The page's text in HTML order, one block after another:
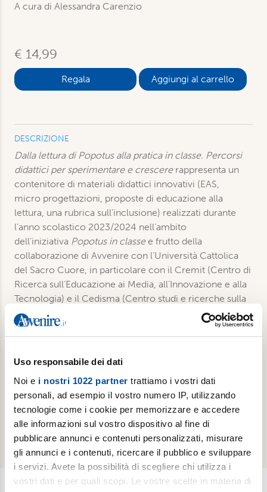
Uso responsabile dei dati
Noi e i nostri 1022 partner trattiamo i vostri dati
personali, ad esempio il vostro numero IP, utilizzando
tecnologie come i cookie per memorizzare e accedere
alle informazioni sul vostro dispositivo al fine di
pubblicare annunci e contenuti personalizzati, misurare
gli annunci e i contenuti, ricercare il pubblico e sviluppare
i servizi. Avete la possibilità di scegliere chi utilizza i
vostri dati e per quali scopi. Le vostre scelte in materia di
A cura di Alessandra Carenzio
€ 14,99
Aggiungi al carrello
DESCRIZIONE
Dalla lettura di Popotus alla pratica in classe. Percorsi
didattici per sperimentare e crescererappresenta un
contenitore di materiali didattici innovativi (EAS,
micro progettazioni, proposte di educazione alla
lettura, una rubrica sull’inclusione) realizzati durante
l’anno scolastico 2023/2024 nell’ambito
dell’iniziativa Popotus in classee frutto della
collaborazione di Avvenire con l’Università Cattolica
del Sacro Cuore, in particolare con il Cremit (Centro di
Ricerca sull’Educazione ai Media, all’Innovazione e alla
Tecnologia) e il Cedisma (Centro studi e ricerche sulla
disabilità e marginalità).
Dettagli
Formato: E-book
Pagine: 139
Pubblicazione: 2024
ISBN: 9788899411060